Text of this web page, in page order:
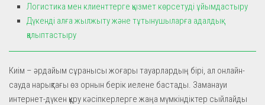
Логистика мен клиенттерге қызмет көрсетуді ұйымдастыру
Дүкенді алға жылжыту және тұтынушыларға адалдық
қалыптастыру
Киім – әрдайым сұранысы жоғары тауарлардың бірі, ал онлайн-
сауда нарықтағы өз орнын берік иелене бастады. Заманауи
интернет-дүкен құру кәсіпкерлерге жаңа мүмкіндіктер сыйлайды